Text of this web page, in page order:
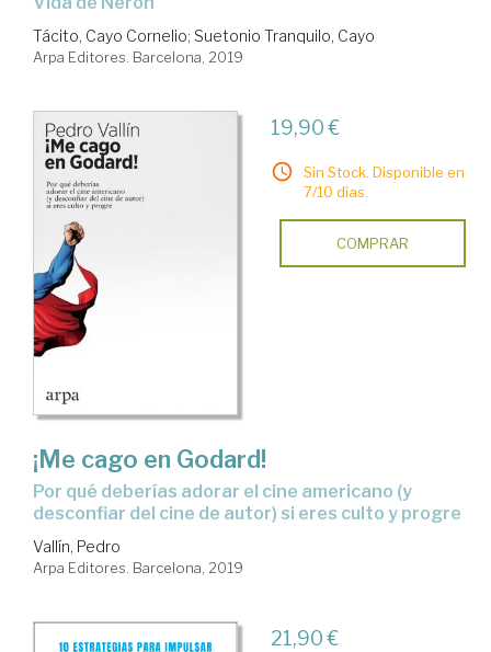
Tácito, Cayo Cornelio; Suetonio Tranquilo, Cayo
Arpa Editores. Barcelona, 2019
19,90 €
Sin Stock. Disponible en
7/10 días.
COMPRAR
¡Me cago en Godard!
por qué deberías adorar el cine americano (y
desconfiar del cine de autor) si eres culto y progre
Vallín, Pedro
Arpa Editores. Barcelona, 2019
21,90 €